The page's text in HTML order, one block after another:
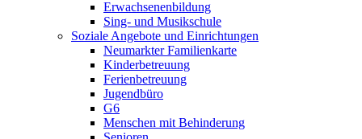
Erwachsenenbildung
Sing- und Musikschule
Soziale Angebote und Einrichtungen
Neumarkter Familienkarte
Kinderbetreuung
Ferienbetreuung
Jugendbüro
G6
Menschen mit Behinderung